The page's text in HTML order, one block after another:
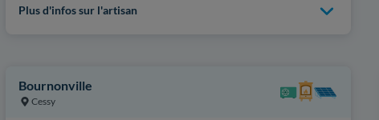
Plus d'infos sur l'artisan
Bournonville
Cessy